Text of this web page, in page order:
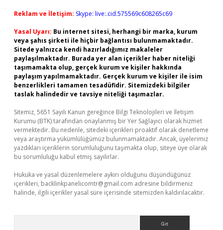
Reklam ve İletişim: Skype: live:.cid.575569c608265c69
Yasal Uyarı: Bu internet sitesi, herhangi bir marka, kurum
veya şahıs şirketi ile hiçbir bağlantısı bulunmamaktadır.
Sitede yalnızca kendi hazırladığımız makaleler
paylaşılmaktadır. Burada yer alan içerikler haber niteliği
taşımamakta olup, gerçek kurum ve kişiler hakkında
paylaşım yapılmamaktadır. Gerçek kurum ve kişiler ile isim
benzerlikleri tamamen tesadüfidir. Sitemizdeki bilgiler
taslak halindedir ve tavsiye niteliği taşımazlar.
Sitemiz, 5651 Sayılı Kanun gereğince Bilgi Teknolojileri ve İletişim
Kurumu (BTK) tarafından onaylanmış bir Yer Sağlayıcı olarak hizmet
vermektedir. Bu nedenle, sitedeki içerikleri proaktif olarak denetleme
veya araştırma yükümlülüğümüz bulunmamaktadır. Ancak, üyelerimiz
yazdıkları içeriklerin sorumluluğunu taşımakta olup, siteye üye olarak
bu sorumluluğu kabul etmiş sayılırlar.
Hukuka ve yasal düzenlemelere aykırı olduğunu düşündüğünüz
içerikleri, backlinkpanelicomtr@gmail.com adresine bildirmeniz
halinde, ilgili içerikler yasal süre içerisinde sitemizden kaldırılacaktır.